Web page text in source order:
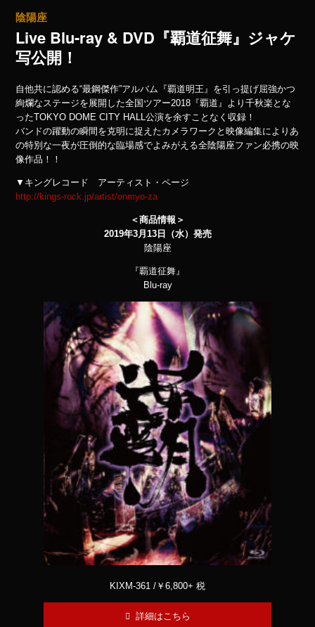
陰陽座
Live Blu-ray & DVD『覇道征舞』ジャケ
写公開！
自他共に認める“最鋼傑作”アルバム『覇道明王』を引っ提げ屈強かつ
絢爛なステージを展開した全国ツアー2018『覇道』より千秋楽とな
ったTOKYO DOME CITY HALL公演を余すことなく収録！
バンドの躍動の瞬間を克明に捉えたカメラワークと映像編集によりあ
の特別な一夜が圧倒的な臨場感でよみがえる全陰陽座ファン必携の映
像作品！！
▼キングレコード アーティスト・ページ
http://kings-rock.jp/artist/onmyo-za
＜商品情報＞
2019年3月13日（水）発売
陰陽座
『覇道征舞』
Blu-ray
KIXM-361 /￥6,800+ 税
詳細はこちら